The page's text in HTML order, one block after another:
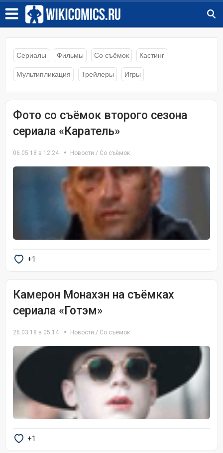
Сериалы Фильмы Со съёмок Кастинг
Мультипликация Трейлеры Игры
Фото со съёмок второго сезона
сериала «Каратель»
06.05.18 в 12:24 Новости / Со съёмок
+1
Камерон Монахэн на съёмках
сериала «Готэм»
26.03.18 в 05:14 Новости / Со съёмок
+1